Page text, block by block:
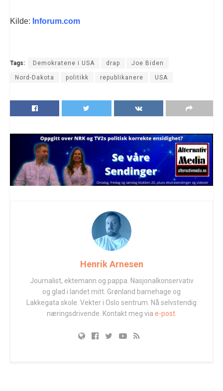
Kilde: Inforum.com
Tags: Demokratene i USA drap Joe Biden
Nord-Dakota politikk republikanere USA
Henrik Arnesen
Journalist, ektemann og pappa. Nasjonalkonservativ
og glad i landet mitt. Grønland barnehage og
Lakkegata skole. Vekter i Oslo sentrum. Nå selvstendig
næringsdrivende. Kontakt meg via e-post.